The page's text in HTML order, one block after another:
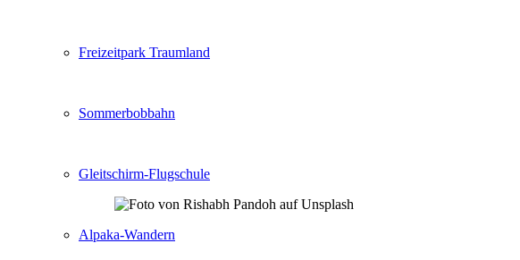
Freizeitpark Traumland
Sommerbobbahn
Gleitschirm-Flugschule
Alpaka-Wandern